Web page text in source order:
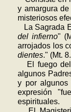
y amargura
misteriosos
La Sagrada
del infierno"
arrojados los
dientes." (Mt.
El fuego del
algunos
y por algunos
expresión
espirituales.